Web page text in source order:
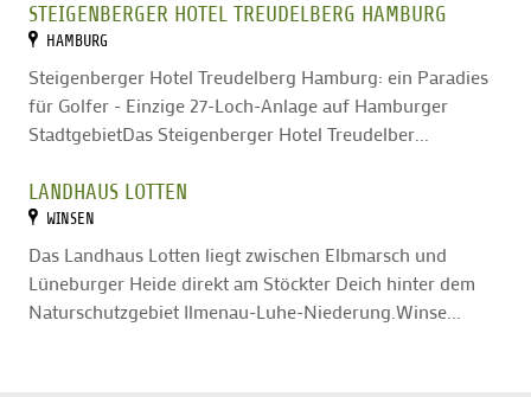
STEIGENBERGER HOTEL TREUDELBERG HAMBURG
HAMBURG
Steigenberger Hotel Treudelberg Hamburg: ein Paradies
für Golfer - Einzige 27-Loch-Anlage auf Hamburger
StadtgebietDas Steigenberger Hotel Treudelber...
LANDHAUS LOTTEN
WINSEN
Das Landhaus Lotten liegt zwischen Elbmarsch und
Lüneburger Heide direkt am Stöckter Deich hinter dem
Naturschutzgebiet Ilmenau-Luhe-Niederung.Winse...